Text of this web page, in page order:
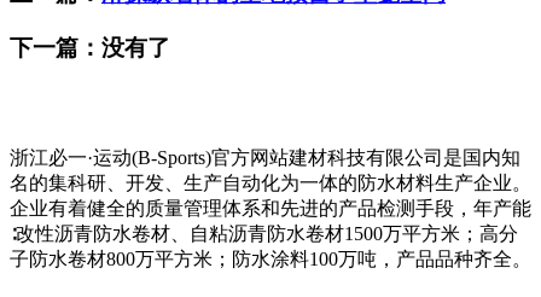
下一篇：没有了
浙江必一·运动(B-Sports)官方网站建材科技有限公司是国内知
名的集科研、开发、生产自动化为一体的防水材料生产企业。
企业有着健全的质量管理体系和先进的产品检测手段，年产能
∶改性沥青防水卷材、自粘沥青防水卷材1500万平方米；高分
子防水卷材800万平方米；防水涂料100万吨，产品品种齐全。